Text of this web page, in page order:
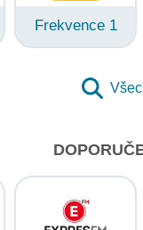
Frekvence 1